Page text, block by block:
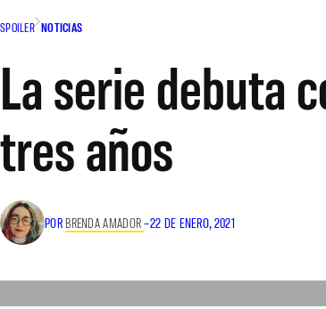
SPOILER NOTICIAS
La serie debuta
tres años
POR BRENDA AMADOR–22 DE ENERO, 2021